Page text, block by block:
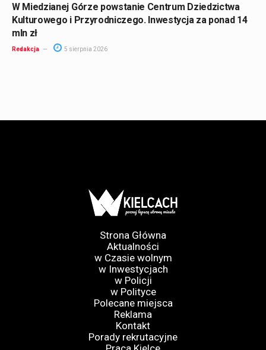
W Miedzianej Górze powstanie Centrum Dziedzictwa
Kulturowego i Przyrodniczego. Inwestycja za ponad 14
mln zł
Redakcja 5 sierpnia 2026
Strona Główna
Aktualności
w Czasie wolnym
w Inwestycjach
w Policji
w Polityce
Polecane miejsca
Reklama
Kontakt
Porady rekrutacyjne